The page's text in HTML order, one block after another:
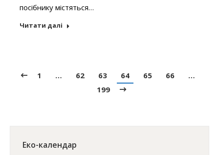
посібнику містяться…
Читати далі
1 … 62 63 64 65 66
…
199
Еко-календар